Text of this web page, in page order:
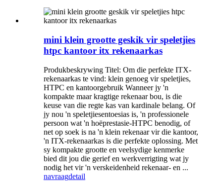
mini klein grootte geskik vir speletjies
htpc kantoor itx rekenaarkas
Produkbeskrywing Titel: Om die perfekte ITX-
rekenaarkas te vind: klein genoeg vir speletjies,
HTPC en kantoorgebruik Wanneer jy 'n
kompakte maar kragtige rekenaar bou, is die
keuse van die regte kas van kardinale belang. Of
jy nou 'n speletjiesentoesias is, 'n professionele
persoon wat 'n hoëprestasie-HTPC benodig, of
net op soek is na 'n klein rekenaar vir die kantoor,
'n ITX-rekenaarkas is die perfekte oplossing. Met
sy kompakte grootte en veelsydige kenmerke
bied dit jou die gerief en werkverrigting wat jy
nodig het vir 'n verskeidenheid rekenaar- en ...
navraagdetail